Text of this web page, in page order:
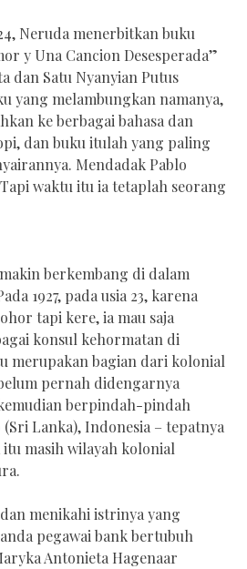
Neruda menerbitkan buku
y Una Cancion Desesperada”
dan Satu Nyanyian Putus
yang melambungkan namanya,
ke berbagai bahasa dan
dan buku itulah yang paling
Mendadak Pablo
waktu itu ia tetaplah seorang
berkembang di dalam
1927, pada usia 23, karena
tapi kere, ia mau saja
konsul kehormatan di
merupakan bagian dari kolonial
pernah didengarnya
berpindah-pindah
Lanka), Indonesia – tepatnya
itu masih wilayah kolonial
menikahi istrinya yang
pegawai bank bertubuh
Antonieta Hagenaar